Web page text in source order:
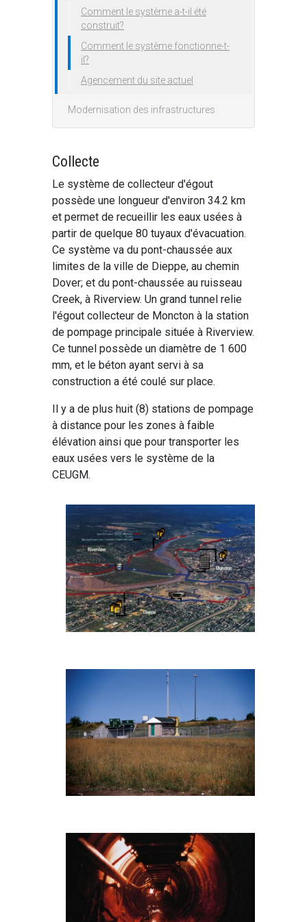
Collecte
Le système de collecteur d'égout
possède une longueur d'environ 34.2 km
et permet de recueillir les eaux usées à
partir de quelque 80 tuyaux d'évacuation.
Ce système va du pont-chaussée aux
limites de la ville de Dieppe, au chemin
Dover; et du pont-chaussée au ruisseau
Creek, à Riverview. Un grand tunnel relie
l'égout collecteur de Moncton à la station
de pompage principale située à Riverview.
Ce tunnel possède un diamètre de 1 600
mm, et le béton ayant servi à sa
construction a été coulé sur place.
Il y a de plus huit (8) stations de pompage
à distance pour les zones à faible
élévation ainsi que pour transporter les
eaux usées vers le système de la
CEUGM.
Comment le système a-t-il été
construit?
Comment le système fonctionne-t-
il?
Agencement du site actuel
Modernisation des infrastructures